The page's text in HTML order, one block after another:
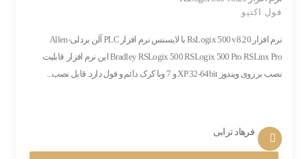
فول اکتیو
نرم افزار RsLogix 500 v8.20 با لایسنس نرم افزار PLC آلن بردلی-Allen
Bradley RSLogix 500 RSLogix 500 Pro RSLinx Pro این نرم افزار قابلیت
نصب بر روی ویندوز XP 32-64bit و 7 وبا کرک دائم و فول دارد. قابل نصب...
فرهاد ترابی